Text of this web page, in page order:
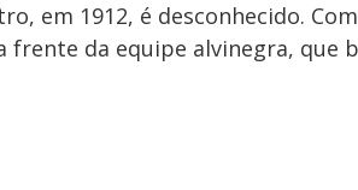
em 1912, é desconhecido.
frente da equipe alvinegra, que